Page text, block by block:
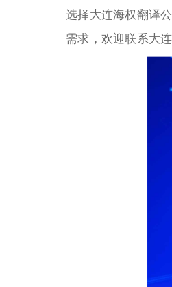
选择大连海权翻译
需求，欢迎联系大